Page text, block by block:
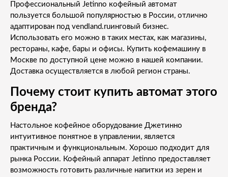
Профессиональный Jetinno кофейный автомат
пользуется большой популярностью в России, отлично
адаптирован под vendland.ruинговый бизнес.
Использовать его можно в таких местах, как магазины,
рестораны, кафе, бары и офисы. Купить кофемашину в
Москве по доступной цене можно в нашей компании.
Доставка осуществляется в любой регион страны.
Почему стоит купить автомат этого
бренда?
Настольное кофейное оборудование Джетинно
интуитивное понятное в управлении, является
практичным и функциональным. Хорошо подходит для
рынка России. Кофейный аппарат Jetinno предоставляет
возможность готовить различные напитки из зерен и